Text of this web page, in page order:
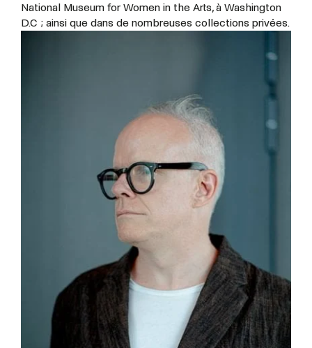
National Museum for Women in the Arts, à Washington
D.C ; ainsi que dans de nombreuses collections privées.